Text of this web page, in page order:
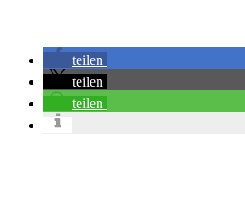
teilen
teilen
teilen